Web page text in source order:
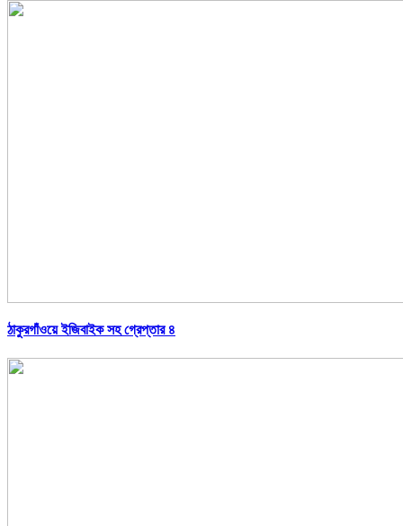
ঠাকুরগাঁওয়ে ইজিবাইক সহ গ্রেপ্তার ৪